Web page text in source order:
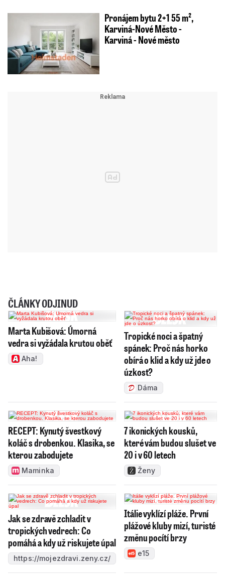
Pronájem bytu 2+1 55 m²,
Karviná-Nové Město -
Karviná - Nové město
ČLÁNKY ODJINUD
Marta Kubišová: Úmorná
vedra si vyžádala krutou oběť
Aha!
Tropické noci a špatný
spánek: Proč nás horko
obírá o klid a kdy už jde o
úzkost?
Dáma
RECEPT: Kynutý švestkový
koláč s drobenkou. Klasika, se
kterou zabodujete
Maminka
7 ikonických kousků,
které vám budou slušet ve
20 i v 60 letech
Ženy
Jak se zdravě zchladit v
tropických vedrech: Co
pomáhá a kdy už riskujete úpal
https://mojezdravi.zeny.cz/
Itálie vyklízí pláže. První
plážové kluby mizí, turisté
změnu pocítí brzy
e15